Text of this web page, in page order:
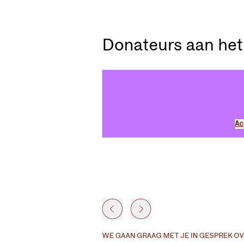
Donateurs aan
WE GAAN GRAAG MET JE IN GESPREK